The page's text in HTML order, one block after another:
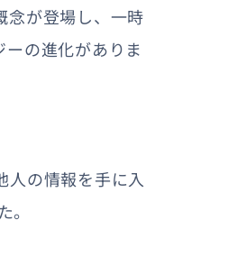
念が登場し、一時
の進化がありま
人の情報を手に入